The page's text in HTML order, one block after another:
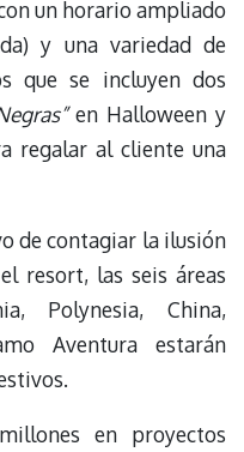
un horario ampliado
y una variedad de
que se incluyen dos
en Halloween y
regalar al cliente una
de contagiar la ilusión
resort, las seis áreas
Polynesia, China,
Aventura estarán
en proyectos